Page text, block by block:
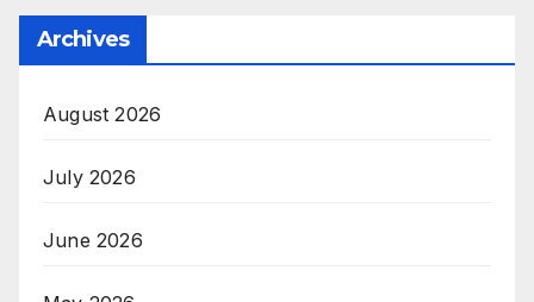
Archives
August 2026
July 2026
June 2026